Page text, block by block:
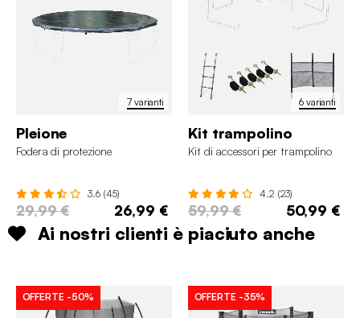
7 varianti
Pleione
Fodera di protezione
3.6 (45)
29,99 € 26,99 €
6 varianti
Kit trampolino
Kit di accessori per trampolino
4.2 (23)
59,99 € 50,99 €
Ai nostri clienti è piaciuto anche
OFFERTE -50% OFFERTE -35%